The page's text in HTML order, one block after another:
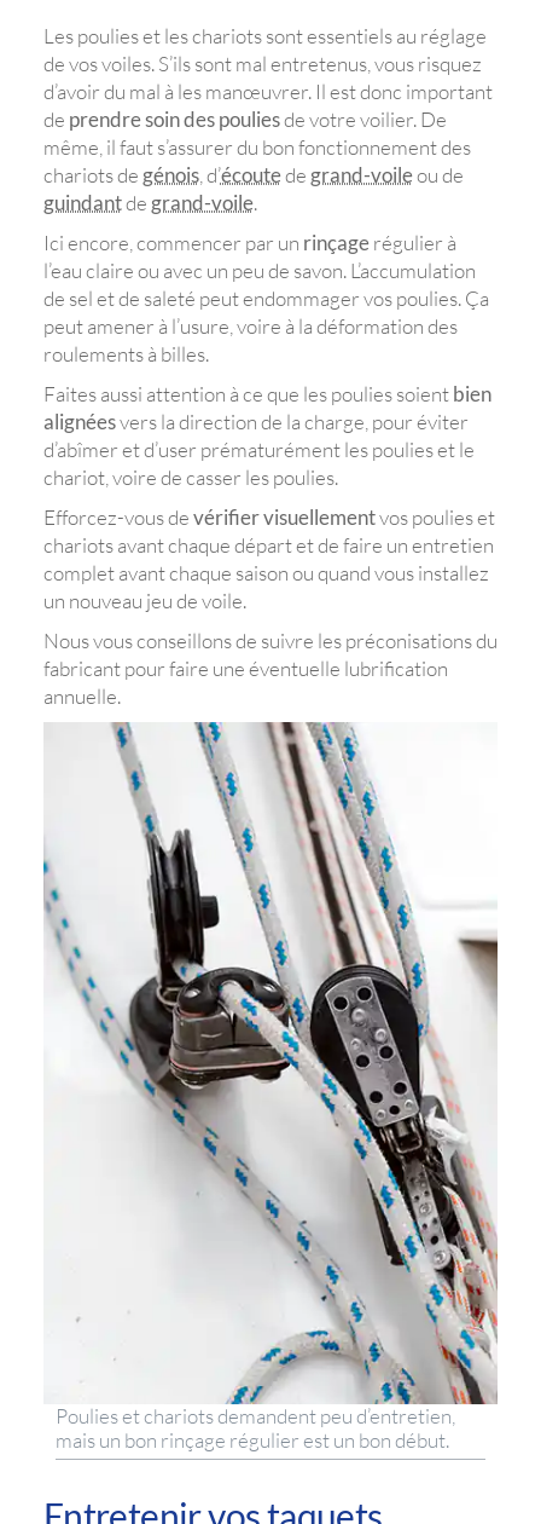
Les poulies et les chariots sont essentiels au réglage
de vos voiles. S’ils sont mal entretenus, vous risquez
d’avoir du mal à les manœuvrer. Il est donc important
de prendre soin des pouliesde votre voilier. De
même, il faut s’assurer du bon fonctionnement des
chariots de génois, d’écoutede grand-voileou de
guindantde grand-voile.
Ici encore, commencer par un rinçagerégulier à
l’eau claire ou avec un peu de savon. L’accumulation
de sel et de saleté peut endommager vos poulies. Ça
peut amener à l’usure, voire à la déformation des
roulements à billes.
Faites aussi attention à ce que les poulies soientbien
alignéesvers la direction de la charge, pour éviter
d’abîmer et d’user prématurément les poulies et le
chariot, voire de casser les poulies.
Efforcez-vous devérifier visuellementvos poulies et
chariots avant chaque départ et de faire un entretien
complet avant chaque saison ou quand vous installez
un nouveau jeu de voile.
Nous vous conseillons de suivre les préconisations du
fabricant pour faire une éventuelle lubrification
annuelle.
Poulies et chariots demandent peu d’entretien,
mais un bon rinçage régulier est un bon début.